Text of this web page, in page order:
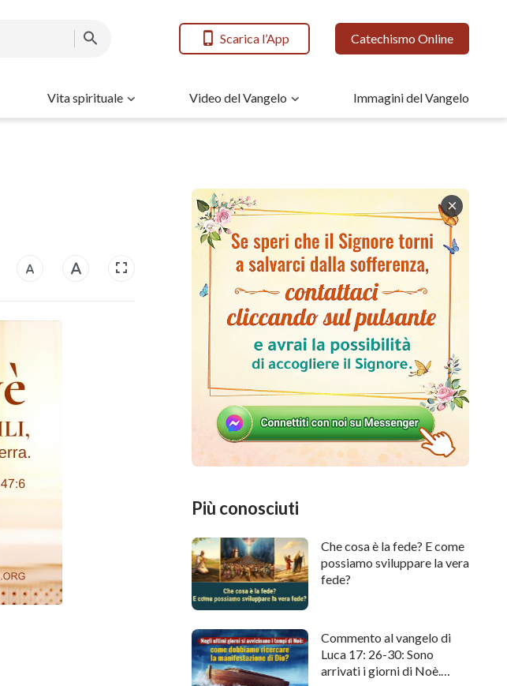
Scarica l’App Catechismo Online
Vita spirituale Video del Vangelo Immagini del Vangelo
Più conosciuti
Che cosa è la fede? E come
possiamo sviluppare la vera
fede?
Commento al vangelo di
Luca 17: 26-30: Sono
arrivati i giorni di Noè.